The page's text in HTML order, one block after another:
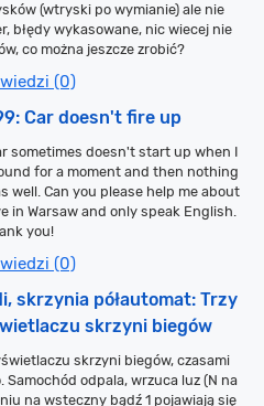
(wtryski po wymianie) ale nie
błędy wykasowane, nic wiecej nie
co można jeszcze zrobić?
(0)
Car doesn't fire up
sometimes doesn't start up when I
for a moment and then nothing
well. Can you please help me about
in Warsaw and only speak English.
you!
(0)
skrzynia półautomat: Trzy
skrzyni biegów
skrzyni biegów, czasami
Samochód odpala, wrzuca luz (N na
na wsteczny bądź 1 pojawiają się